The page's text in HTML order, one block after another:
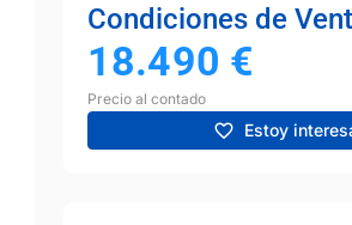
Condiciones de
18.490 €
Precio al contado
Estoy